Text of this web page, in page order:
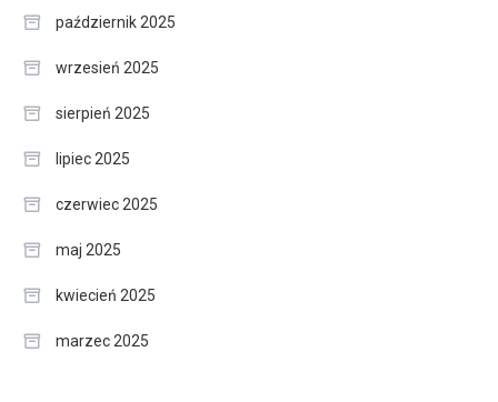
październik 2025
wrzesień 2025
sierpień 2025
lipiec 2025
czerwiec 2025
maj 2025
kwiecień 2025
marzec 2025